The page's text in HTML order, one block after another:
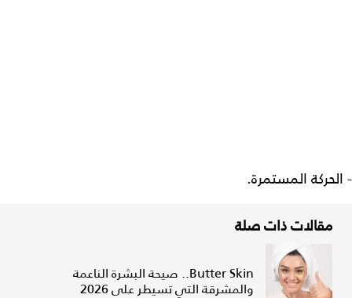
- الحركة المستمرة.
مقالات ذات صلة
Butter Skin.. صيحة البشرة الناعمة
والمشرقة التي تسيطر على 2026